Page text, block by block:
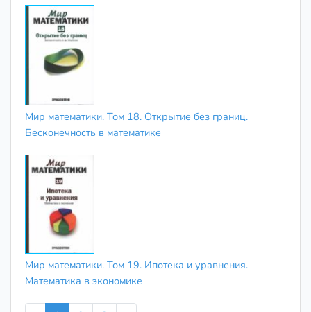
Мир математики. Том 18. Открытие без границ.
Бесконечность в математике
Мир математики. Том 19. Ипотека и уравнения.
Математика в экономике